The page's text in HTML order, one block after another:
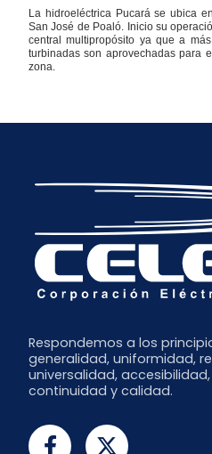
La hidroeléctrica Pucará se ubica
San José de Poaló. Inicio su
central multipropósito ya que a
turbinadas son aprovechadas para
zona.
Respondemos a los
generalidad, uniformidad,
universalidad,
continuidad y calidad.